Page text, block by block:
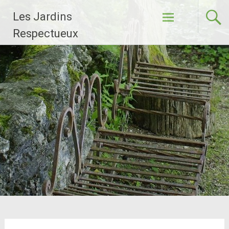
contenu
principal
Les Jardins
Respectueux